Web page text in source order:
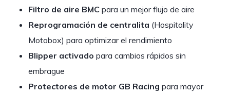
Filtro de aire BMC para un mejor flujo de aire
Reprogramación de centralita (Hospitality
Motobox) para optimizar el rendimiento
Blipper activado para cambios rápidos sin
embrague
Protectores de motor GB Racing para mayor